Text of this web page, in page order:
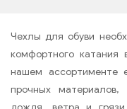
Чехлы для обуви
комфортного
нашем ассортименте
прочных